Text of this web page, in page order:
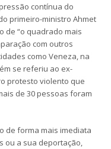
contínua do
primeiro-ministro Ahmet
de “o quadrado mais
com outros
como Veneza, na
se referiu ao ex-
protesto violento que
de 30 pessoas foram
de forma mais imediata
ou a sua deportação,